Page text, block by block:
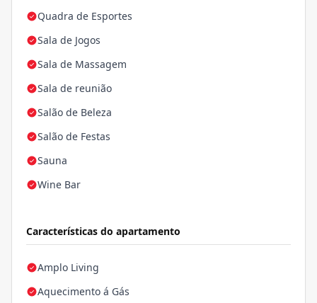
Quadra de Esportes
Sala de Jogos
Sala de Massagem
Sala de reunião
Salão de Beleza
Salão de Festas
Sauna
Wine Bar
Características do apartamento
Amplo Living
Aquecimento á Gás